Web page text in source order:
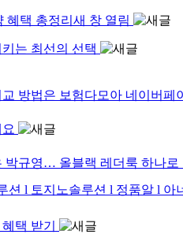
혜택 총정리새 창 열림
는 최선의 선택
방법은 보험다모아 네이버페
박규영… 올블랙 레더룩 하나
션 l 토지노솔루션 l 정품알 l
택 받기